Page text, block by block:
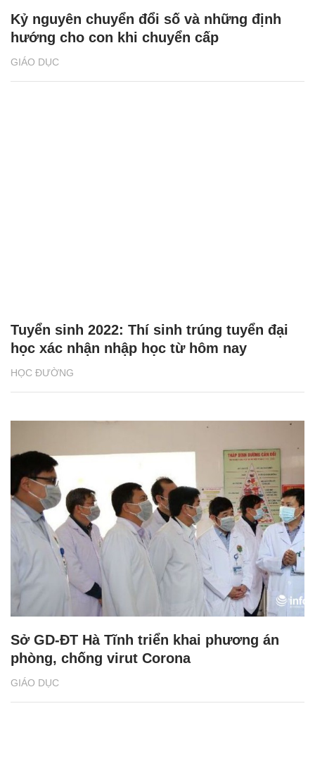
GIÁO DỤC
Kỷ nguyên chuyển đổi số và những định
hướng cho con khi chuyển cấp
HỌC ĐƯỜNG
Tuyển sinh 2022: Thí sinh trúng tuyển đại
học xác nhận nhập học từ hôm nay
GIÁO DỤC
Sở GD-ĐT Hà Tĩnh triển khai phương án
phòng, chống virut Corona